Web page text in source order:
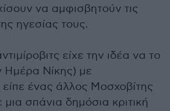
να αμφισβητούν τις
ηγεσίας τους.
είχε την ιδέα να το
Ημέρα Νίκης) με
ένας άλλος Μοσχοβίτης
σπάνια δημόσια κριτική